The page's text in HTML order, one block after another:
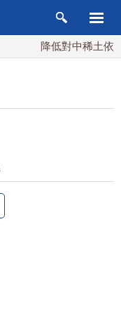
降低對中稀土依